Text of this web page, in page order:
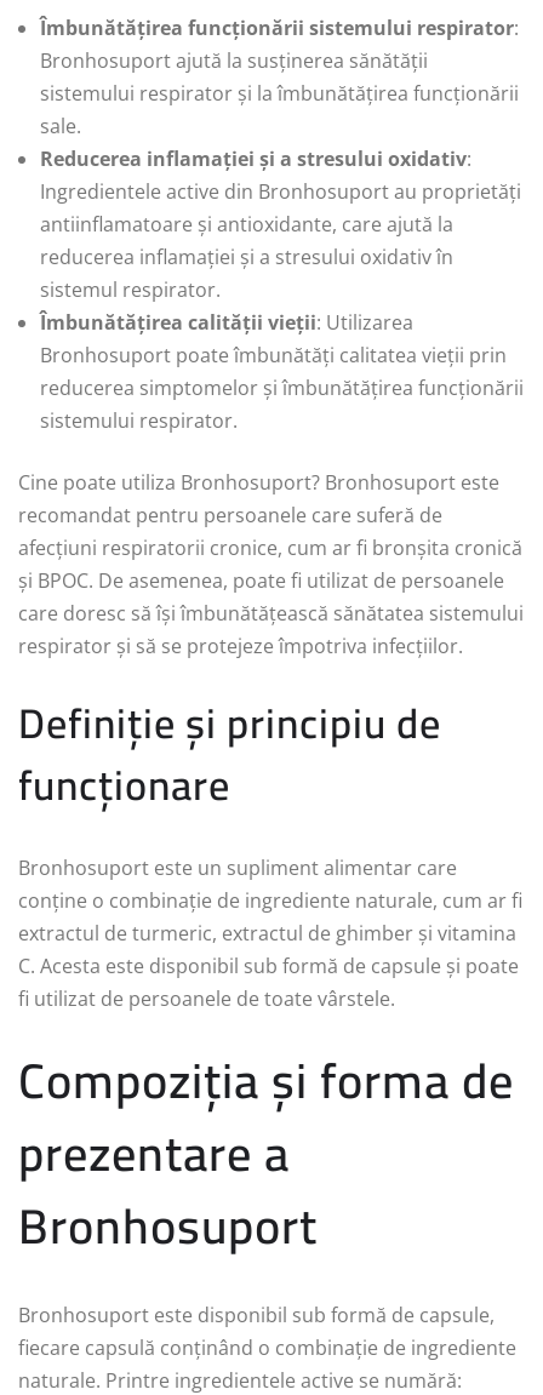
Îmbunătățirea funcționării sistemului respirator:
Bronhosuport ajută la susținerea sănătății
sistemului respirator și la îmbunătățirea funcționării
sale.
Reducerea inflamației și a stresului oxidativ:
Ingredientele active din Bronhosuport au proprietăți
antiinflamatoare și antioxidante, care ajută la
reducerea inflamației și a stresului oxidativ în
sistemul respirator.
Îmbunătățirea calității vieții: Utilizarea
Bronhosuport poate îmbunătăți calitatea vieții prin
reducerea simptomelor și îmbunătățirea funcționării
sistemului respirator.
Cine poate utiliza Bronhosuport? Bronhosuport este
recomandat pentru persoanele care suferă de
afecțiuni respiratorii cronice, cum ar fi bronșita cronică
și BPOC. De asemenea, poate fi utilizat de persoanele
care doresc să își îmbunătățească sănătatea sistemului
respirator și să se protejeze împotriva infecțiilor.
Definiție și principiu de
funcționare
Bronhosuport este un supliment alimentar care
conține o combinație de ingrediente naturale, cum ar fi
extractul de turmeric, extractul de ghimber și vitamina
C. Acesta este disponibil sub formă de capsule și poate
fi utilizat de persoanele de toate vârstele.
Compoziția și forma de
prezentare a
Bronhosuport
Bronhosuport este disponibil sub formă de capsule,
fiecare capsulă conținând o combinație de ingrediente
naturale. Printre ingredientele active se numără: